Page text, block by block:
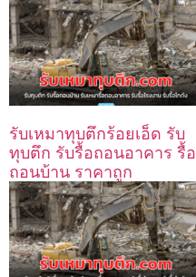
รับเหมาทุบตึกร้อยเอ็ด รับ
ทุบตึก รับรื้อถอนอาคาร รื้อ
ถอนบ้าน ราคาถูก